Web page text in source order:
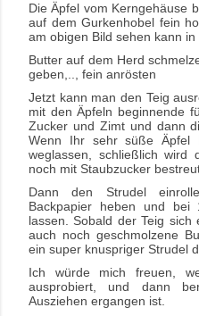
Die Äpfel vom Kerngehäuse
auf dem Gurkenhobel fein
am obigen Bild sehen kann
Butter auf dem Herd
geben,.., fein anrösten
Jetzt kann man den Teig
mit den Äpfeln beginnende
Zucker und Zimt und dann
Wenn Ihr sehr süße Äpfel
weglassen, schließlich wird
noch mit Staubzucker
Dann den Strudel
Backpapier heben und bei
lassen. Sobald der Teig
auch noch geschmolzene
ein super knuspriger Strudel
Ich würde mich freuen,
ausprobiert, und dann
Ausziehen ergangen ist.